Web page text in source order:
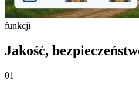
funkcji
Jakość,
01